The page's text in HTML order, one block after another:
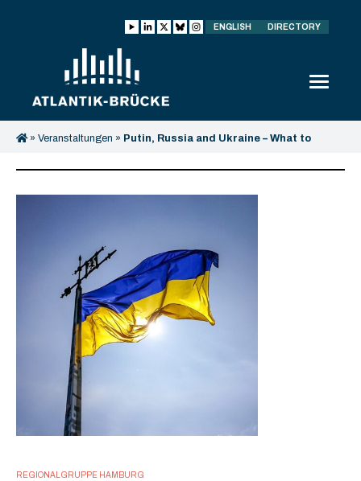
ENGLISH DIRECTORY
» Veranstaltungen » Putin, Russia and Ukraine – What to
REGIONALGRUPPE HAMBURG